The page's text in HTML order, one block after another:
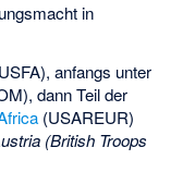
in
anfangs unter
dann Teil der
(USAREUR)
(British Troops